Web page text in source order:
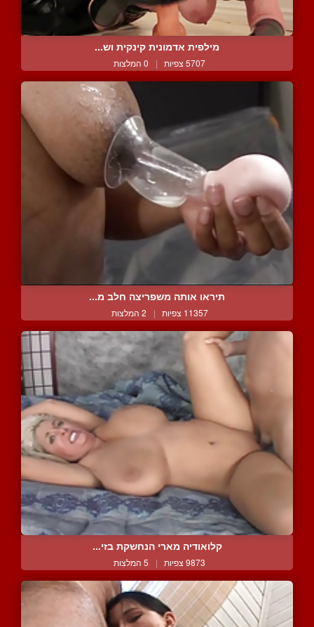
מילפית אדמונית קינקית וש...
5707 צפיות | 0 המלצות
תיראו אותה משפריצה חלב מ...
11357 צפיות | 2 המלצות
קלואודיה מארי הנחשקת בזי...
9873 צפיות | 5 המלצות